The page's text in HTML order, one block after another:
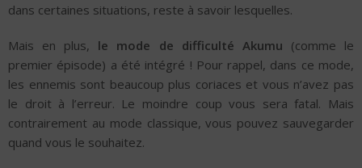
dans certaines situations, reste à savoir lesquelles.
Mais en plus, le mode de difficulté Akumu (comme le
premier épisode) a été intégré ! Pour rappel, dans ce mode,
les ennemis sont beaucoup plus coriaces et vous n’avez pas
le droit à l’erreur. Le moindre coup vous sera fatal. Mais
contrairement au mode classique, vous pouvez sauvegarder
quand vous le souhaitez.